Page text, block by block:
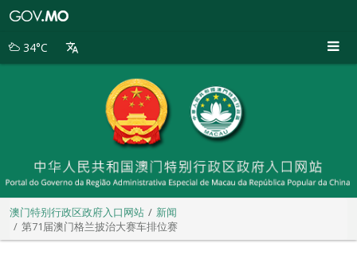
别
34°C
澳门特别行政区政府入口网站
新闻
第71届澳门格兰披治大赛车排位赛